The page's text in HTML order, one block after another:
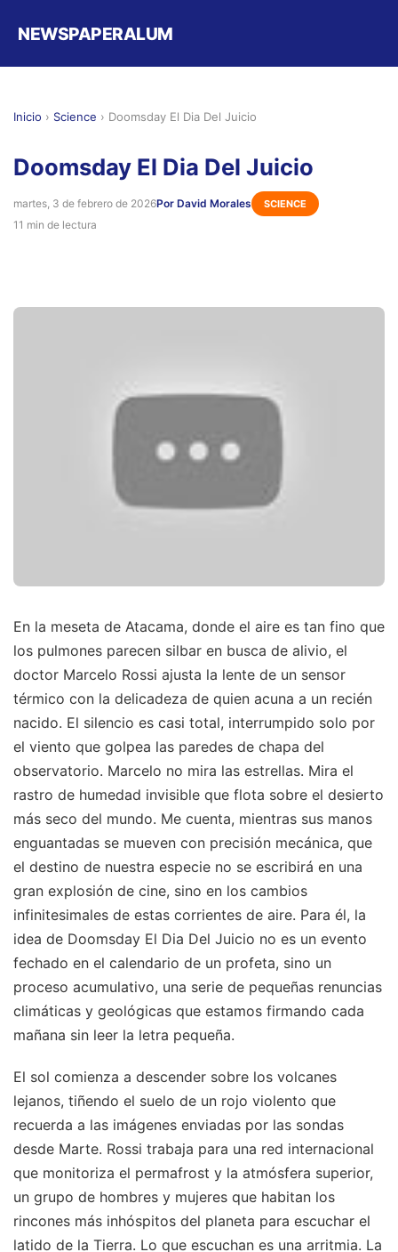
NEWSPAPERALUM
Inicio › Science › Doomsday El Dia Del Juicio
Doomsday El Dia Del Juicio
martes, 3 de febrero de 2026Por David Morales SCIENCE
11 min de lectura
En la meseta de Atacama, donde el aire es tan fino que
los pulmones parecen silbar en busca de alivio, el
doctor Marcelo Rossi ajusta la lente de un sensor
térmico con la delicadeza de quien acuna a un recién
nacido. El silencio es casi total, interrumpido solo por
el viento que golpea las paredes de chapa del
observatorio. Marcelo no mira las estrellas. Mira el
rastro de humedad invisible que flota sobre el desierto
más seco del mundo. Me cuenta, mientras sus manos
enguantadas se mueven con precisión mecánica, que
el destino de nuestra especie no se escribirá en una
gran explosión de cine, sino en los cambios
infinitesimales de estas corrientes de aire. Para él, la
idea de Doomsday El Dia Del Juicio no es un evento
fechado en el calendario de un profeta, sino un
proceso acumulativo, una serie de pequeñas renuncias
climáticas y geológicas que estamos firmando cada
mañana sin leer la letra pequeña.
El sol comienza a descender sobre los volcanes
lejanos, tiñendo el suelo de un rojo violento que
recuerda a las imágenes enviadas por las sondas
desde Marte. Rossi trabaja para una red internacional
que monitoriza el permafrost y la atmósfera superior,
un grupo de hombres y mujeres que habitan los
rincones más inhóspitos del planeta para escuchar el
latido de la Tierra. Lo que escuchan es una arritmia. La